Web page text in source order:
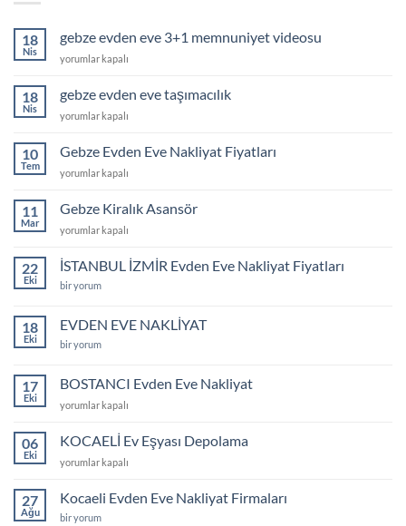
18
Nis
gebze evden eve 3+1 memnuniyet videosu
gebze
3+1
memnuniyet
için
yorumlar kapalı
18
Nis
gebze evden eve taşımacılık
gebze
eve
için
yorumlar kapalı
10
Tem
Gebze Evden Eve Nakliyat Fiyatları
Gebze
Eve
Fiyatları
yorumlar kapalı
11
Mar
Gebze Kiralık Asansör
Gebze
Asansör
yorumlar kapalı
22
Eki
İSTANBUL İZMİR Evden Eve Nakliyat Fiyatları
İSTANBUL
Eve
Nakliyat
Fiyatları
bir yorum
18
Eki
EVDEN EVE NAKLİYAT
EVDEN
için
bir yorum
17
Eki
BOSTANCI Evden Eve Nakliyat
BOSTANCI
Eve
için
yorumlar kapalı
06
Eki
KOCAELİ Ev Eşyası Depolama
KOCAELİ
Eşyası
için
yorumlar kapalı
27
Ağu
Kocaeli Evden Eve Nakliyat Firmaları
Kocaeli
bir yorum